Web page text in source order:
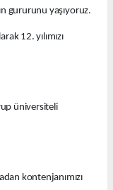
gururunu yaşıyoruz.
12. yılımızı
üniversiteli
kontenjanımızı